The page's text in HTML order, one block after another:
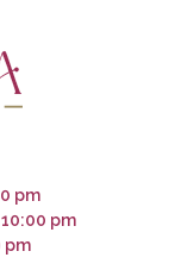
pm
pm
pm